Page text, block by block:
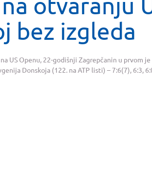
bez izgleda
US Openu, 22-godišnji Zagrepčanin u prvom je
Donskoja (122. na ATP listi) – 7:6(7), 6:3,